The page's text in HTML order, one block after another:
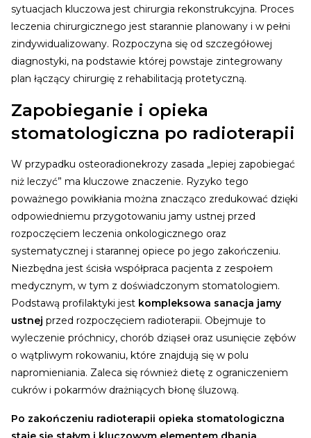
sytuacjach kluczowa jest chirurgia rekonstrukcyjna. Proces
leczenia chirurgicznego jest starannie planowany i w pełni
zindywidualizowany. Rozpoczyna się od szczegółowej
diagnostyki, na podstawie której powstaje zintegrowany
plan łączący chirurgię z rehabilitacją protetyczną.
Zapobieganie i opieka
stomatologiczna po radioterapii
W przypadku osteoradionekrozy zasada „lepiej zapobiegać
niż leczyć” ma kluczowe znaczenie. Ryzyko tego
poważnego powikłania można znacząco zredukować dzięki
odpowiedniemu przygotowaniu jamy ustnej przed
rozpoczęciem leczenia onkologicznego oraz
systematycznej i starannej opiece po jego zakończeniu.
Niezbędna jest ścisła współpraca pacjenta z zespołem
medycznym, w tym z doświadczonym stomatologiem.
Podstawą profilaktyki jest kompleksowa sanacja jamy
ustnej przed rozpoczęciem radioterapii. Obejmuje to
wyleczenie próchnicy, chorób dziąseł oraz usunięcie zębów
o wątpliwym rokowaniu, które znajdują się w polu
napromieniania. Zaleca się również dietę z ograniczeniem
cukrów i pokarmów drażniących błonę śluzową.
Po zakończeniu radioterapii opieka stomatologiczna